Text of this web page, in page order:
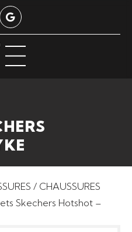
/ CHAUSSURES
Skechers Hotshot –